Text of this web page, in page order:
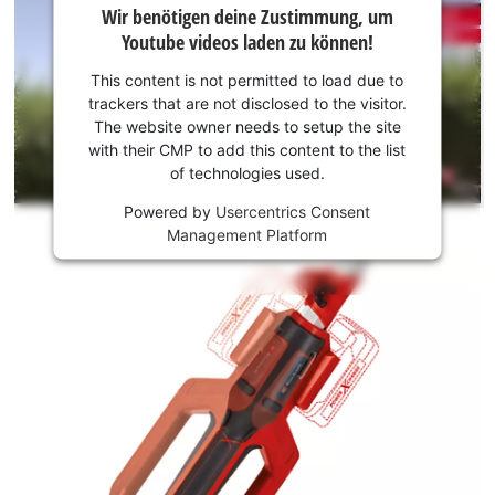
benötigen
Zustimmung,
um Youtube
laden zu
können!
This
content
Wir benötigen deine Zustimmung, um
Youtube videos laden zu können!
This content is not permitted to load due to
trackers that are not disclosed to the visitor.
The website owner needs to setup the site
with their CMP to add this content to the list
of technologies used.
Powered by Usercentrics Consent
Management Platform